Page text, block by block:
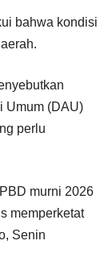
bahwa kondisi
Umum (DAU)
perlu
murni 2026
memperketat
Senin